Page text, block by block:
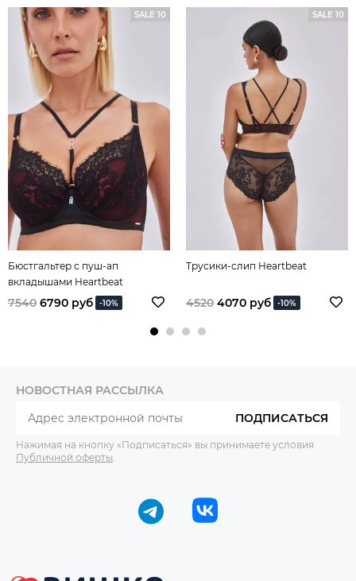
SALE 10
Бюстгальтер с пуш-ап
вкладышами Heartbeat
7540 6790 руб -10%
SALE 10
Трусики-слип Heartbeat
4520 4070 руб -10%
НОВОСТНАЯ РАССЫЛКА
ПОДПИСАТЬСЯ
Нажимая на кнопку «Подписаться» вы принимаете условия
Публичной оферты